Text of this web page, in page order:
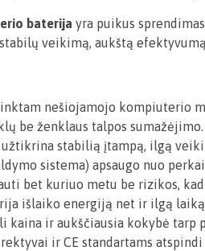
baterija yra puikus
veikimą, aukštą
nešiojamojo kompiuterio
be ženklaus talpos sumažėjimo.
užtikrina stabilią įtampą, ilgą
sistema) apsaugo nuo
bet kuriuo metu be rizikos, kad
išlaiko energiją net ir ilgą laiką
kaina ir aukščiausia kokybė
ir CE standartams